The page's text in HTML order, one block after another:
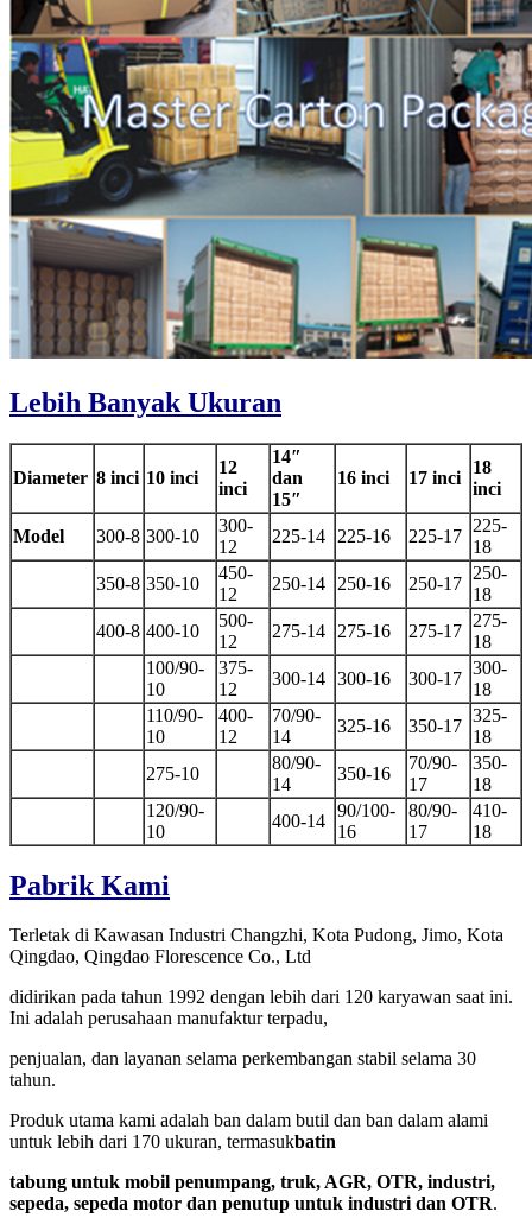
Lebih Banyak Ukuran
Diameter 8 inci 10 inci
12
inci
14″
dan
15″
16 inci 17 inci
18
inci
Model 300-8 300-10
300-
12
225-14 225-16 225-17
225-
18
350-8 350-10
450-
12
250-14 250-16 250-17
250-
18
400-8 400-10
500-
12
275-14 275-16 275-17
275-
18
100/90-
10
375-
12
300-14 300-16 300-17
300-
18
110/90-
10
400-
12
70/90-
14
325-16 350-17
325-
18
275-10
80/90-
14
350-16
70/90-
17
350-
18
120/90-
10
400-14
90/100-
16
80/90-
17
410-
18
Pabrik Kami
Terletak di Kawasan Industri Changzhi, Kota Pudong, Jimo, Kota
Qingdao, Qingdao Florescence Co., Ltd
didirikan pada tahun 1992 dengan lebih dari 120 karyawan saat ini.
Ini adalah perusahaan manufaktur terpadu,
penjualan, dan layanan selama perkembangan stabil selama 30
tahun.
Produk utama kami adalah ban dalam butil dan ban dalam alami
untuk lebih dari 170 ukuran, termasukbatin
tabung untuk mobil penumpang, truk, AGR, OTR, industri,
sepeda, sepeda motor dan penutup untuk industri dan OTR.